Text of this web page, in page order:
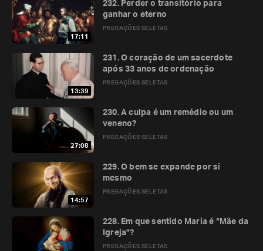
17:11
PREGAÇÕES SELETAS
232. Perder o transitório para
ganhar o eterno
13:39
PREGAÇÕES SELETAS
231. O coração de um sacerdote
após 33 anos de ordenação
27:08
PREGAÇÕES SELETAS
230. A culpa é um remédio ou um
veneno?
14:57
PREGAÇÕES SELETAS
229. O bem se expande por si
mesmo
PREGAÇÕES SELETAS
228. Em que sentido Maria é “Mãe da
Igreja”?